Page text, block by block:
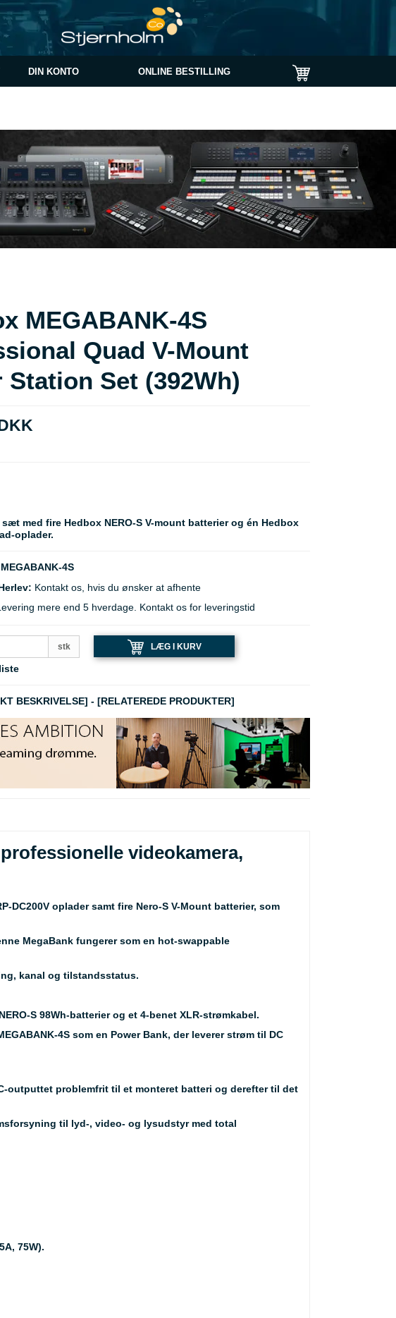
DIN KONTO ONLINE BESTILLING
MEGABANK-4S
Quad V-Mount
Station Set (392Wh)
med fire Hedbox NERO-S V-mount batterier og én Hedbox
oplader.
MEGABANK-4S
Kontakt os, hvis du ønsker at afhente
mere end 5 hverdage. Kontakt os for leveringstid
stk LÆG I KURV
BESKRIVELSE] - [RELATEREDE PRODUKTER]
videokamera,
DC200V oplader samt fire Nero-S V-Mount batterier, som
MegaBank fungerer som en hot-swappable
kanal og tilstandsstatus.
S 98Wh-batterier og et 4-benet XLR-strømkabel.
4S som en Power Bank, der leverer strøm til DC
outputtet problemfrit til et monteret batteri og derefter til det
til lyd-, video- og lysudstyr med total
75W).